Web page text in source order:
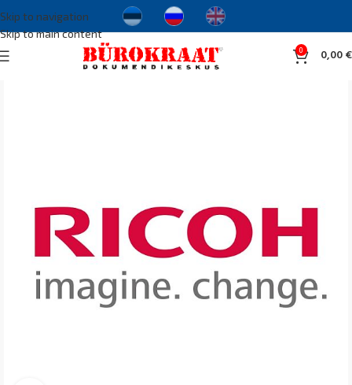
Skip to navigation
Skip to main content
0 0,00€